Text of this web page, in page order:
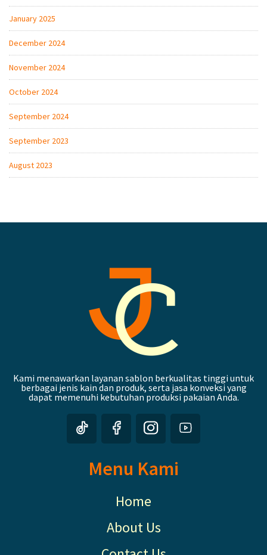
January 2025
December 2024
November 2024
October 2024
September 2024
September 2023
August 2023
Kami menawarkan layanan sablon berkualitas tinggi untuk
berbagai jenis kain dan produk, serta jasa konveksi yang
dapat memenuhi kebutuhan produksi pakaian Anda.
Menu Kami
Home
About Us